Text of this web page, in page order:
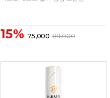
15% 75,000 89,000